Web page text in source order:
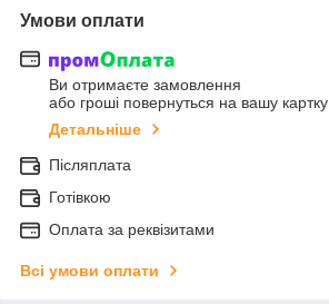
Умови оплати
Ви отримаєте замовлення
або гроші повернуться на вашу картку
Детальніше
Післяплата
Готівкою
Оплата за реквізитами
Всі умови оплати